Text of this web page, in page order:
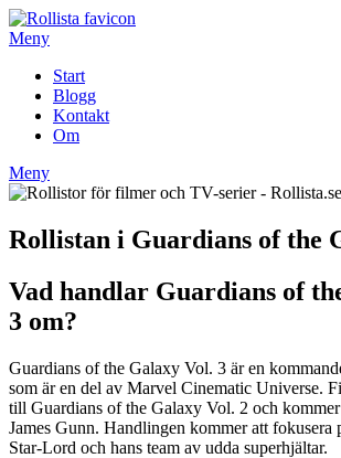
Hoppa
till
Meny
Start
Blogg
Kontakt
Om
Meny
Rollistan i Guardians of the
Vad handlar Guardians of
3 om?
Guardians of the Galaxy Vol. 3 är en
som är en del av Marvel Cinematic Universe.
till Guardians of the Galaxy Vol. 2 och kommer
James Gunn. Handlingen kommer att fokusera
Star-Lord och hans team av udda superhjältar.